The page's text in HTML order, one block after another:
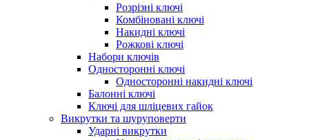
Розрізні ключі
Комбіновані ключі
Накидні ключі
Рожкові ключі
Набори ключів
Односторонні ключі
Односторонні накидні ключі
Балонні ключі
Ключі для шліцевих гайок
Викрутки та шуруповерти
Ударні викрутки